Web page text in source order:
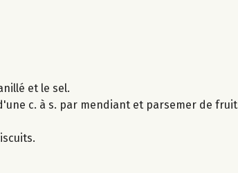
et le sel.
c. à s. par mendiant et parsemer de